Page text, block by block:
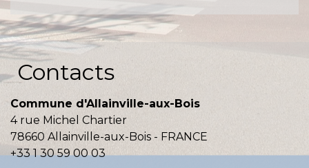
Contacts
Commune d'Allainville-aux-Bois
4 rue Michel Chartier
78660 Allainville-aux-Bois - FRANCE
+33 1 30 59 00 03